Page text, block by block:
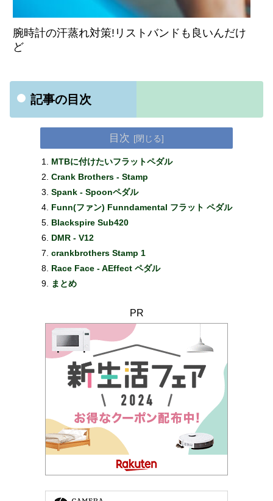
腕時計の汗蒸れ対策!リストバンドも良いんだけ
ど
記事の目次
目次
MTBに付けたいフラットペダル
Crank Brothers - Stamp
Spank - Spoonペダル
Funn(ファン) Funndamental フラット ペダル
Blackspire Sub420
DMR - V12
crankbrothers Stamp 1
Race Face - AEffect ペダル
まとめ
PR